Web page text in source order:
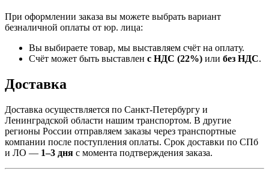
При оформлении заказа вы можете выбрать вариант
безналичной оплаты от юр. лица:
Вы выбираете товар, мы выставляем счёт на оплату.
Счёт может быть выставлен с НДС (22%) или без НДС.
Доставка
Доставка осуществляется по Санкт-Петербургу и
Ленинградской области нашим транспортом. В другие
регионы России отправляем заказы через транспортные
компании после поступления оплаты. Срок доставки по СПб
и ЛО — 1–3 дня с момента подтверждения заказа.